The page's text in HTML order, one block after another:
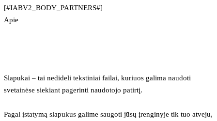
[#IABV2_BODY_PARTNERS#]
Apie
Slapukai – tai nedideli tekstiniai failai, kuriuos galima naudoti
svetainėse siekiant pagerinti naudotojo patirtį.
Pagal įstatymą slapukus galime saugoti jūsų įrenginyje tik tuo atveju,